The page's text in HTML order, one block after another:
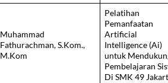
Muhammad
Fathurachman, S.Kom.,
M.Kom
Pelatihan
Pemanfaatan
Artificial
Intelligence (Ai)
untuk
Pembelajaran
Di SMK 49